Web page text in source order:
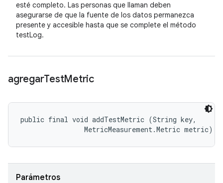
esté completo. Las personas que llaman deben
asegurarse de que la fuente de los datos permanezca
presente y accesible hasta que se complete el método
testLog.
agregarTestMetric
public final void addTestMetric (String key,
                MetricMeasurement.Metric metric)
Parámetros